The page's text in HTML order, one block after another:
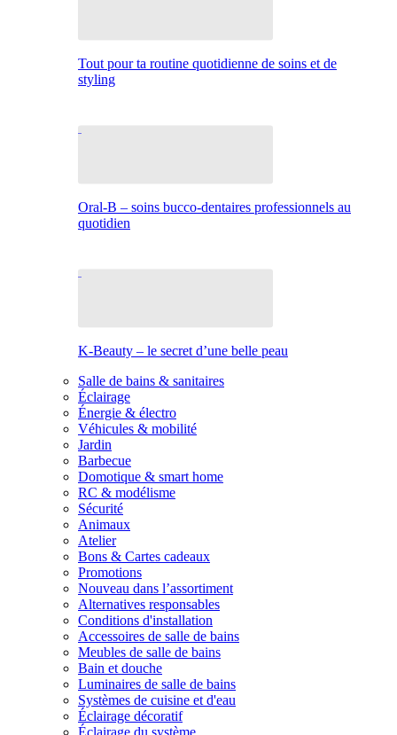
Tout pour ta routine quotidienne de soins et de
styling
Oral-B – soins bucco-dentaires professionnels au
quotidien
K-Beauty – le secret d’une belle peau
Salle de bains & sanitaires
Éclairage
Énergie & électro
Véhicules & mobilité
Jardin
Barbecue
Domotique & smart home
RC & modélisme
Sécurité
Animaux
Atelier
Bons & Cartes cadeaux
Promotions
Nouveau dans l’assortiment
Alternatives responsables
Conditions d'installation
Accessoires de salle de bains
Meubles de salle de bains
Bain et douche
Luminaires de salle de bains
Systèmes de cuisine et d'eau
Éclairage décoratif
Éclairage du système